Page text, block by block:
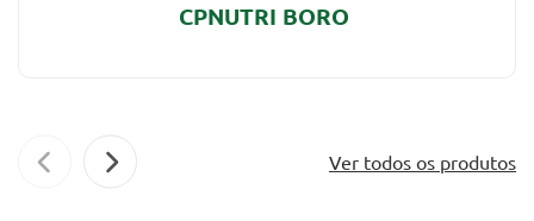
CPNUTRI BORO
Ver todos os produtos